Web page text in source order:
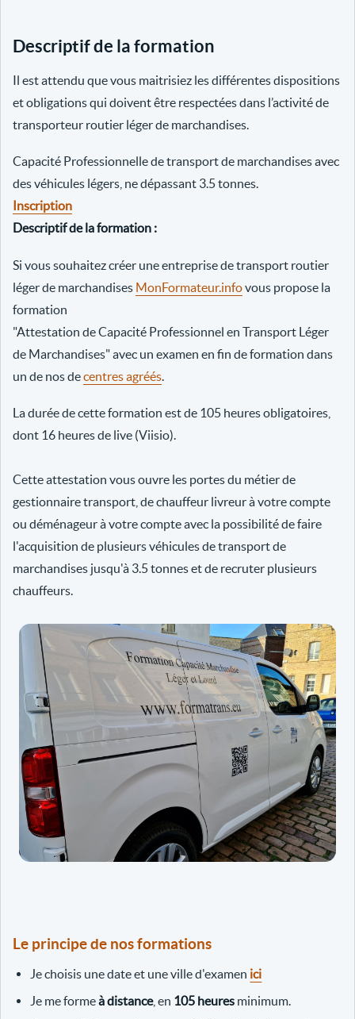
Descriptif de la formation
Il est attendu que vous maitrisiez les différentes dispositions
et obligations qui doivent être respectées dans l’activité de
transporteur routier léger de marchandises.
Capacité Professionnelle de transport de marchandises avec
des véhicules légers, ne dépassant 3.5 tonnes.
Inscription
Descriptif de la formation :
Si vous souhaitez créer une entreprise de transport routier
léger de marchandises MonFormateur.infovous propose la
formation
"Attestation de Capacité Professionnel en Transport Léger
de Marchandises" avec un examen en fin de formation dans
un de nos decentres agréés
La durée de cette formation est de 105 heures obligatoires,
dont 16 heures de live (Viisio).
Cette attestation vous ouvre les portes du métier de
gestionnaire transport, de chauffeur livreur à votre compte
ou déménageur à votre compte avec la possibilité de faire
l'acquisition de plusieurs véhicules de transport de
marchandises jusqu'à 3.5 tonnes et de recruter plusieurs
chauffeurs.
Le principe de nos formations
Je choisis une date et une ville d'examen ici
Je me formeà distance, en 105 heures minimum.